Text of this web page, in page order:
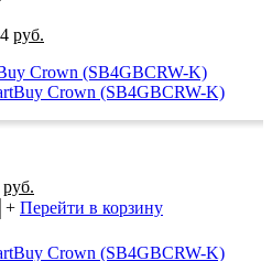
руб.
Crown (SB4GBCRW-K)
руб.
+ Перейти в корзину